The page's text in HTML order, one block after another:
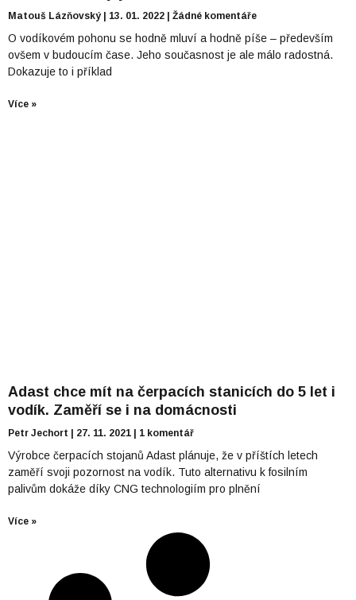
Matouš Lázňovský 13. 01. 2022 Žádné komentáře
O vodíkovém pohonu se hodně mluví a hodně píše – především
ovšem v budoucím čase. Jeho současnost je ale málo radostná.
Dokazuje to i příklad
Více »
Adast chce mít na čerpacích stanicích do 5 let i
vodík. Zaměří se i na domácnosti
Petr Jechort 27. 11. 2021 1 komentář
Výrobce čerpacích stojanů Adast plánuje, že v příštích letech
zaměří svoji pozornost na vodík. Tuto alternativu k fosilním
palivům dokáže díky CNG technologiím pro plnění
Více »